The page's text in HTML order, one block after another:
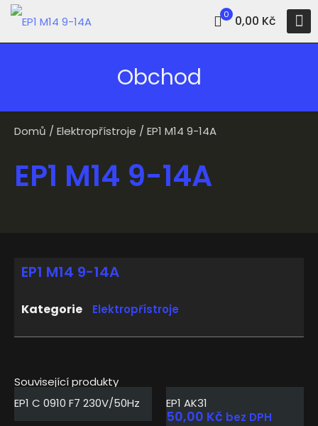
0 0,00 Kč
Obchod
Domů / Elektropřístroje / EP1 M14 9-14A
EP1 M14 9-14A
Související produkty
EP1 C 0910 F7 230V/50Hz
EP1 AK31
50,00 Kč bez DPH
EP1 M14 9-14A
Kategorie Elektropřístroje